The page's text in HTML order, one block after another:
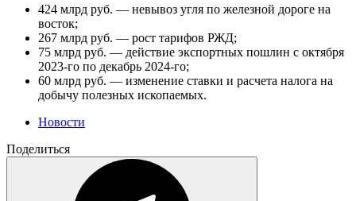
424 млрд руб. — невывоз угля по железной дороге на
восток;
267 млрд руб. — рост тарифов РЖД;
75 млрд руб. — действие экспортных пошлин с октября
2023-го по декабрь 2024-го;
60 млрд руб. — изменение ставки и расчета налога на
добычу полезных ископаемых.
Новости
Поделиться